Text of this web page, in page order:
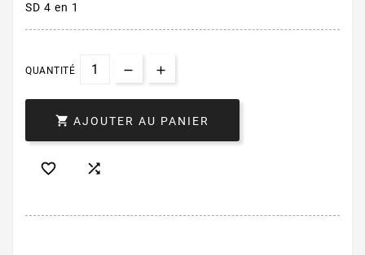
SD 4 en 1
QUANTITÉ
 AJOUTER AU PANIER
 